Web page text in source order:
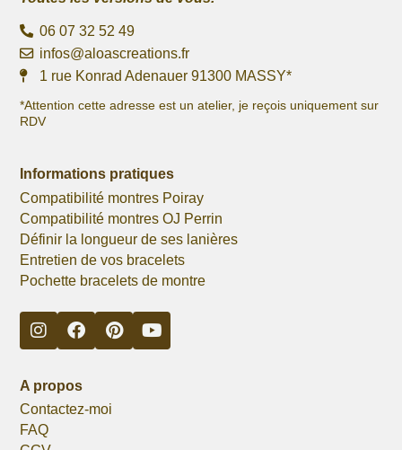
06 07 32 52 49
infos@aloascreations.fr
1 rue Konrad Adenauer 91300 MASSY*
*Attention cette adresse est un atelier, je reçois uniquement sur
RDV
Informations pratiques
Compatibilité montres Poiray
Compatibilité montres OJ Perrin
Définir la longueur de ses lanières
Entretien de vos bracelets
Pochette bracelets de montre
A propos
Contactez-moi
FAQ